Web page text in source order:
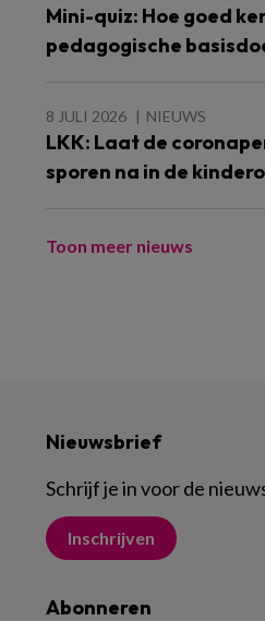
Mini-quiz: Hoe goed
pedagogische
8 JULI 2026 NIEUWS
LKK: Laat de
sporen na in de
Toon meer nieuws
Nieuwsbrief
Schrijf je in voor de
Inschrijven
Abonneren